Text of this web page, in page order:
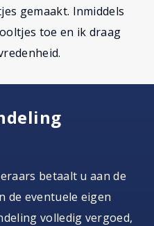
gemaakt. Inmiddels
toe en ik draag
betaalt u aan de
de eventuele eigen
volledig vergoed,